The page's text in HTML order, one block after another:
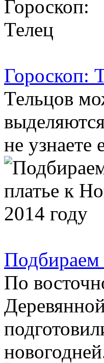
Гороскоп:
Тельцов
не узнаете
Подбираем
По